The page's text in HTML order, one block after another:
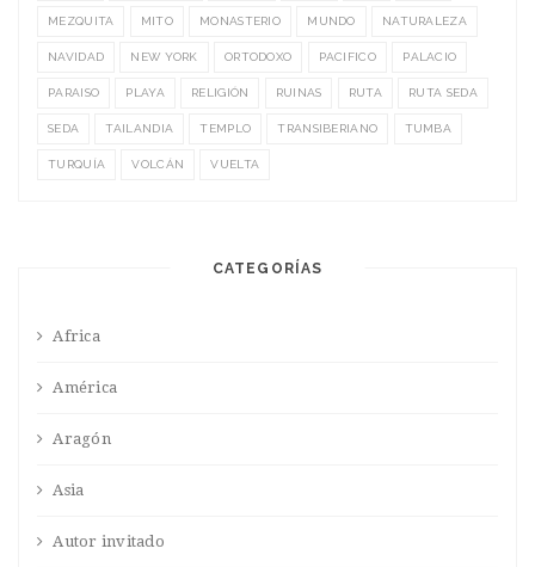
MEZQUITA MITO MONASTERIO MUNDO NATURALEZA
NAVIDAD NEW YORK ORTODOXO PACIFICO PALACIO
PARAISO PLAYA RELIGIÓN RUINAS RUTA RUTA SEDA
SEDA TAILANDIA TEMPLO TRANSIBERIANO TUMBA
TURQUÍA VOLCÁN VUELTA
CATEGORÍAS
Africa
América
Aragón
Asia
Autor invitado